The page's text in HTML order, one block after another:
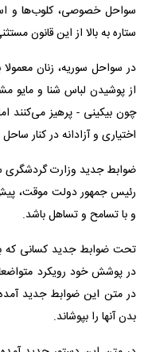
سواحل خصوصی، کلوب‌ها و
ستاره به بالا از این قانون
در سواحل سوریه، زنان
از پوشیدن لباس شنا و مایو
چون بیکینی - پرهیز می‌کنند
اختیاری و آزادانه در کنار ساحل
ضوابط جدید وزارت گردشگری
رئیس جمهور دولت موقت،
و با تسامح و تساهل باشد.
تحت ضوابط جدید کسانی که
در پوشش خود رویکرد
در متن این ضوابط جدید آمده
بدن آنها را بپوشاند.